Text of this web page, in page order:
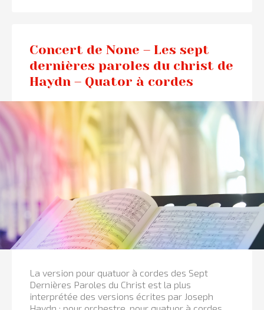
Concert de None – Les sept
dernières paroles du christ de
Haydn – Quator à cordes
La version pour quatuor à cordes des Sept
Dernières Paroles du Christ est la plus
interprétée des versions écrites par Joseph